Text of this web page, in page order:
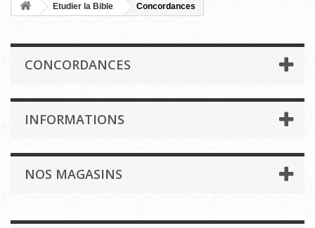
Etudier la Bible Concordances
CONCORDANCES
INFORMATIONS
NOS MAGASINS